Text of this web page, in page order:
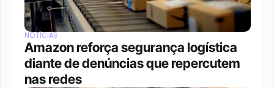
NOTÍCIAS
Amazon reforça segurança logística
diante de denúncias que repercutem
nas redes